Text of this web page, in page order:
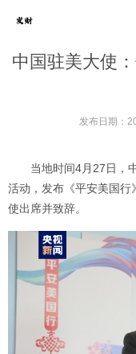
中国驻美大使
发布日期：
当地时间4月27日，中
活动，发布《平安美国行
使出席并致辞。